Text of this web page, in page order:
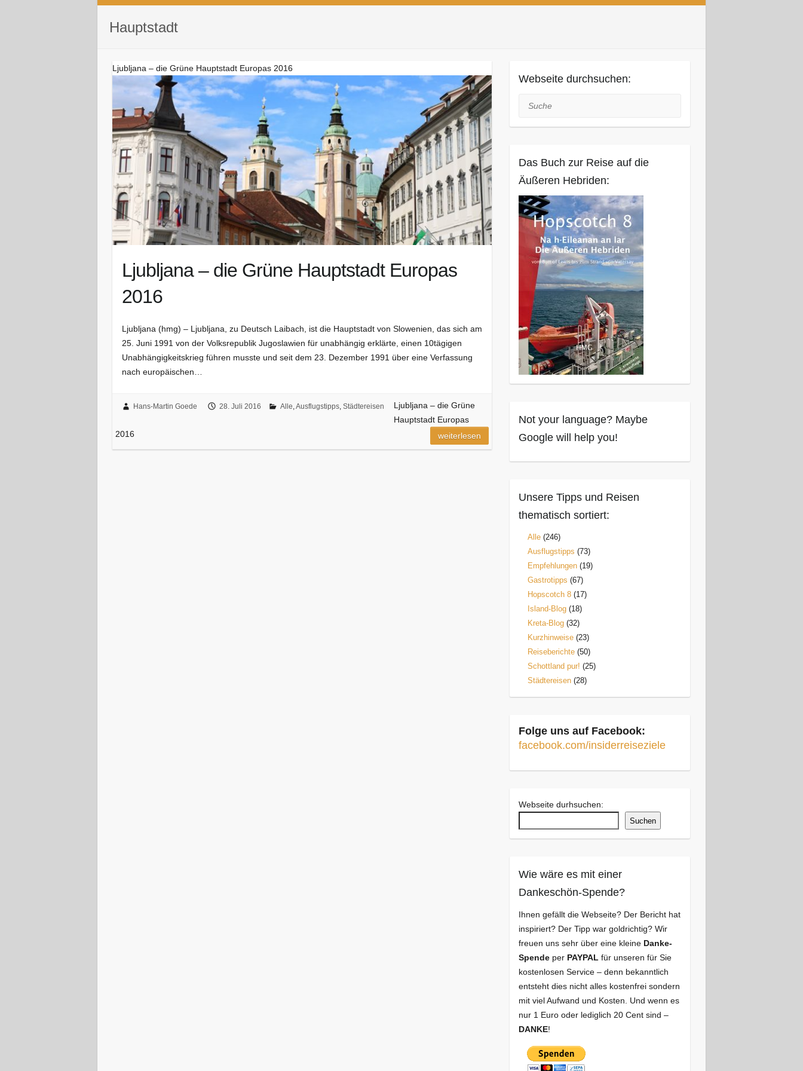
Hauptstadt
Ljubljana – die Grüne Hauptstadt Europas 2016
Ljubljana – die Grüne Hauptstadt Europas
2016
Ljubljana (hmg) – Ljubljana, zu Deutsch Laibach, ist die Hauptstadt von Slowenien, das sich am
25. Juni 1991 von der Volksrepublik Jugoslawien für unabhängig erklärte, einen 10tägigen
Unabhängigkeitskrieg führen musste und seit dem 23. Dezember 1991 über eine Verfassung
nach europäischen…
Hans-Martin Goede 28. Juli 2016 Alle,Ausflugstipps, Städtereisen
Ljubljana – die Grüne
Hauptstadt Europas
2016
weiterlesen
Webseite durchsuchen:
Suche
Das Buch zur Reise auf die
Äußeren Hebriden:
Not your language? Maybe
Google will help you!
Unsere Tipps und Reisen
thematisch sortiert:
Alle(246)
Ausflugstipps (73)
Empfehlungen(19)
Gastrotipps (67)
Hopscotch 8(17)
Island-Blog(18)
Kreta-Blog(32)
Kurzhinweise(23)
Reiseberichte(50)
Schottland pur! (25)
Städtereisen(28)
Folge uns auf Facebook:
facebook.com/insiderreiseziele
Webseite durhsuchen:
Suchen
Wie wäre es mit einer
Dankeschön-Spende?
Ihnen gefällt die Webseite? Der Bericht hat
inspiriert? Der Tipp war goldrichtig? Wir
freuen uns sehr über eine kleine Danke-
Spendeper PAYPAL für unseren für Sie
kostenlosen Service – denn bekanntlich
entsteht dies nicht alles kostenfrei sondern
mit viel Aufwand und Kosten. Und wenn es
nur 1 Euro oder lediglich 20 Cent sind –
DANKE!